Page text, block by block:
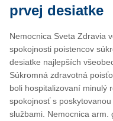
prvej desiatke
Nemocnica Sveta Zdravia
spokojnosti poistencov
desiatke najlepších
Súkromná zdravotná
boli hospitalizovaní minulý
spokojnosť s
službami. Nemocnica arm.